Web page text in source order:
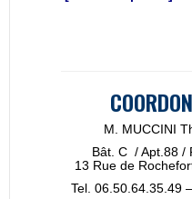
M. MUCCINI
Bât. C / Apt.88 /
13 Rue de
Tel. 06.50.64.35.49